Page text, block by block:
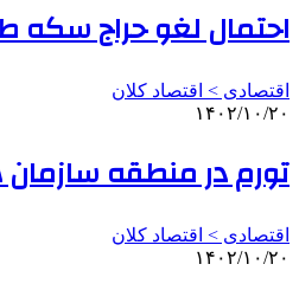
احتمال لغو حراج سکه
اقتصادی > اقتصاد کلان
۱۴۰۲/۱۰/۲۰
تورم در منطقه سازمان
اقتصادی > اقتصاد کلان
۱۴۰۲/۱۰/۲۰